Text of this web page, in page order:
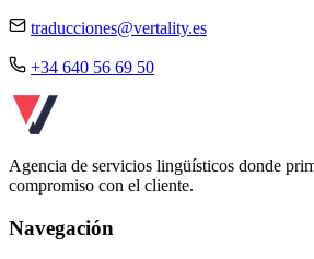
traducciones@vertality.es
+34 640 56 69 50
Agencia de servicios lingüísticos donde
compromiso con el cliente.
Navegación